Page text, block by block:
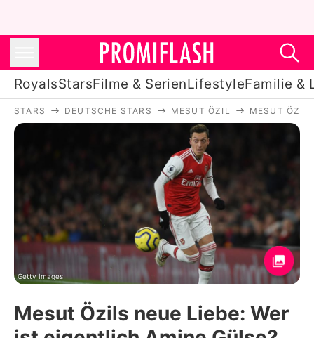
RoyalsStarsFilme & SerienLifestyleFamilie &
Royals
Stars
Filme & Serien
Lifestyle
Familie & Liebe
Promiflash Exklusiv
Alle Themen auf Promiflash
STARS DEUTSCHE STARS MESUT ÖZIL MESUT
Getty Images
Mesut Özils neue Liebe: Wer